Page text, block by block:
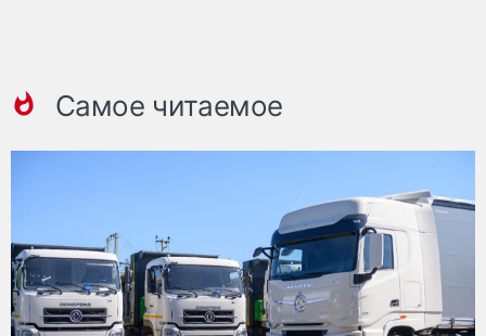
Самое читаемое